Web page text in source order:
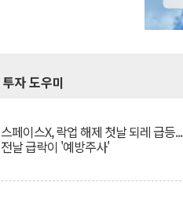
자 도우미
스페이스X, 락업 해제 첫날 되레 급등...
전날 급락이 '예방주사'